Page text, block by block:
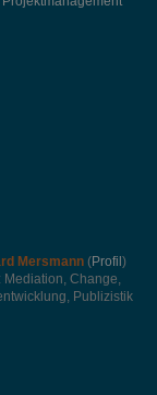
Mersmann (Profil )
Mediation, Change,
Publizistik